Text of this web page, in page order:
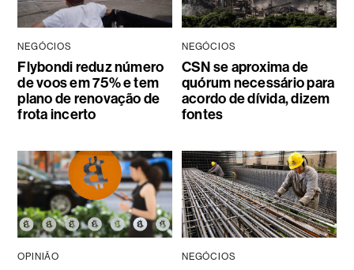
NEGÓCIOS
Flybondi reduz número
de voos em 75% e tem
plano de renovação de
frota incerto
NEGÓCIOS
CSN se aproxima de
quórum necessário para
acordo de dívida, dizem
fontes
OPINIÃO NEGÓCIOS